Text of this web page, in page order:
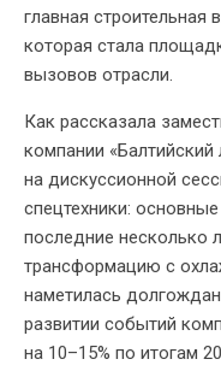
главная строительная
которая стала
вызовов отрасли.
Как рассказала
компании «Балтийский
на дискуссионной
спецтехники:
последние несколько
трансформацию с
наметилась
развитии событий
на 10–15% по итогам